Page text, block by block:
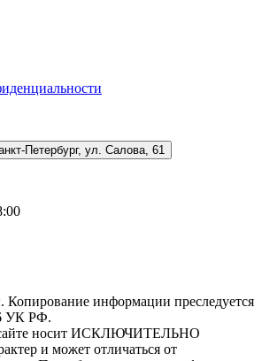
Петербург, ул. Салова, 61
информации преследуется
УК РФ.
сайте носит ИСКЛЮЧИТЕЛЬНО
и может отличаться от